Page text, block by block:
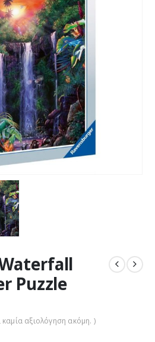
Puzzle
αξιολόγηση ακόμη. )